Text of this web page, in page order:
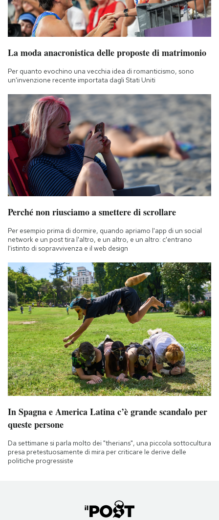
La moda anacronistica delle proposte di matrimonio
Per quanto evochino una vecchia idea di romanticismo, sono
un'invenzione recente importata dagli Stati Uniti
Perché non riusciamo a smettere di scrollare
Per esempio prima di dormire, quando apriamo l'app di un social
network e un post tira l'altro, e un altro, e un altro: c'entrano
l'istinto di sopravvivenza e il web design
In Spagna e America Latina c’è grande scandalo per
queste persone
Da settimane si parla molto dei "therians", una piccola sottocultura
presa pretestuosamente di mira per criticare le derive delle
politiche progressiste